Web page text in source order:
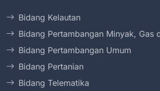
Bidang Kelautan
Bidang Pertambangan Minyak, Gas
Bidang Pertambangan Umum
Bidang Pertanian
Bidang Telematika